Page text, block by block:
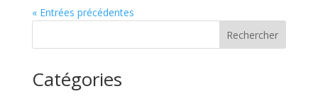
« Entrées précédentes
Rechercher
Catégories